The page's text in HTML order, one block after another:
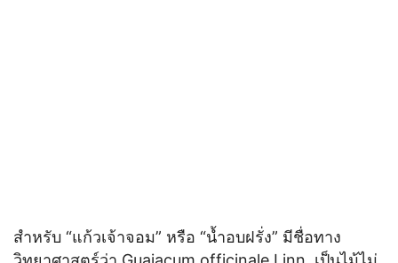
สำหรับ “แก้วเจ้าจอม” หรือ “น้ำอบฝรั่ง” มีชื่อทาง